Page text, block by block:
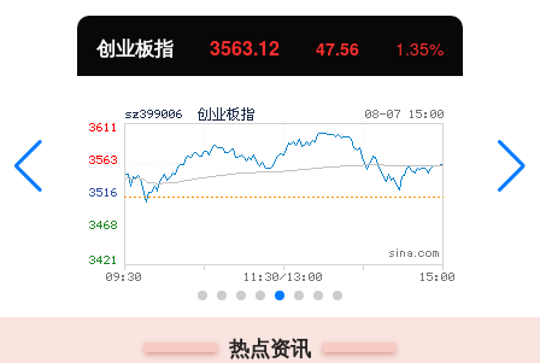
创业板指 3563.12 47.56 1.35%
热点资讯